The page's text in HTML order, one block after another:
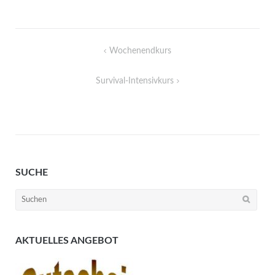
BeitragsnavigationWochenendkurs
Survival-Intensivkurs
SUCHE
Suchen
AKTUELLES ANGEBOT